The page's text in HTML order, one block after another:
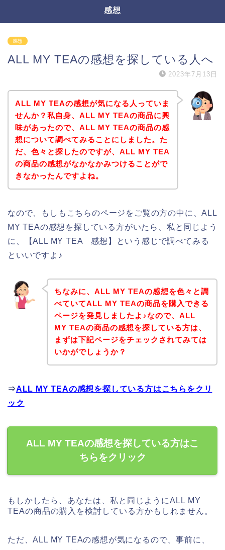
感想
感想
ALL MY TEAの感想を探している人へ
2023年7月13日
ALL MY TEAの感想が気になる人っていま
せんか？私自身、ALL MY TEAの商品に興
味があったので、ALL MY TEAの商品の感
想について調べてみることにしました。た
だ、色々と探したのですが、ALL MY TEA
の商品の感想がなかなかみつけることがで
きなかったんですよね。
なので、もしもこちらのページをご覧の方の中に、ALL
MY TEAの感想を探している方がいたら、私と同じよう
に、【ALL MY TEA 感想】という感じで調べてみる
といいですよ♪
ちなみに、ALL MY TEAの感想を色々と調
べていてALL MY TEAの商品を購入できる
ページを発見しましたよ♪なので、ALL
MY TEAの商品の感想を探している方は、
まずは下記ページをチェックされてみては
いかがでしょうか？
⇒ALL MY TEAの感想を探している方はこちらをクリ
ック
ALL MY TEAの感想を探している方はこ
ちらをクリック
もしかしたら、あなたは、私と同じようにALL MY
TEAの商品の購入を検討している方かもしれません。
ただ、ALL MY TEAの感想が気になるので、事前に、